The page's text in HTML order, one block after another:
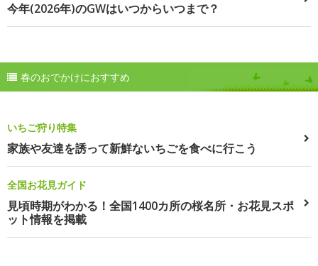
今年(2026年)のGWはいつからいつまで？
春のおでかけにおすすめ
いちご狩り特集
家族や友達を誘って新鮮ないちごを食べに行こう
全国お花見ガイド
見頃時期がわかる！全国1400カ所の桜名所・お花見スポ
ット情報を掲載